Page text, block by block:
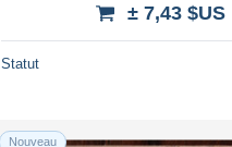
± 7,43 $US
Statut
Nouveau